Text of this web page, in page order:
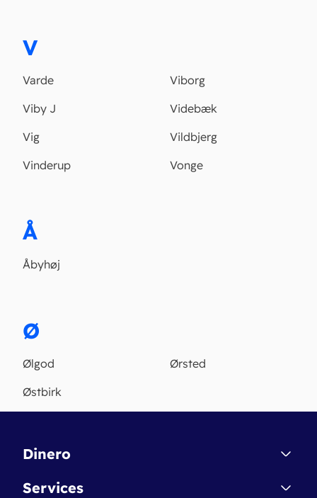
V
Varde
Viborg
Viby J
Videbæk
Vig
Vildbjerg
Vinderup
Vonge
Å
Åbyhøj
Ø
Ølgod
Ørsted
Østbirk
Dinero
Kontakt
Services